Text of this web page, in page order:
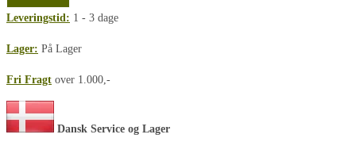
Leveringstid: 1 - 3 dage
Lager: På Lager
Fri Fragt over 1.000,-
Dansk Service og Lager